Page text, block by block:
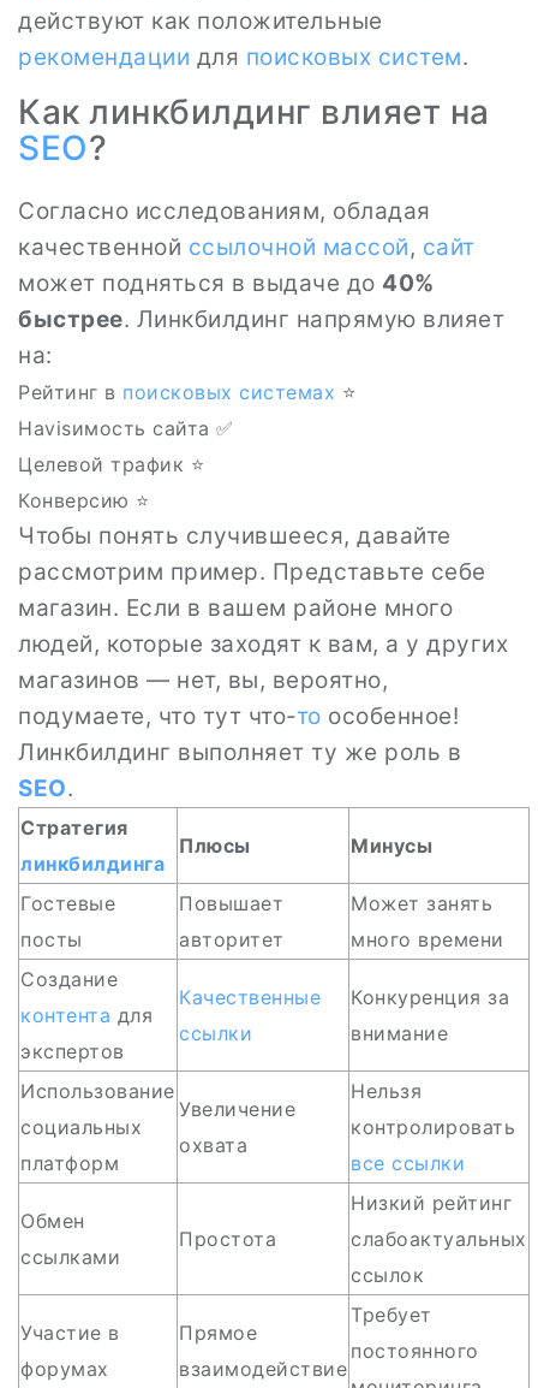
действуют как положительные
рекомендации для поисковых систем.
Как линкбилдинг влияет на
SEO?
Согласно исследованиям, обладая
качественной ссылочной массой, сайт
может подняться в выдаче до 40%
быстрее. Линкбилдинг напрямую влияет
на:
Рейтинг в поисковых системах ⭐
Наvisимость сайта ✅
Целевой трафик ⭐
Конверсию ⭐
Чтобы понять случившееся, давайте
рассмотрим пример. Представьте себе
магазин. Если в вашем районе много
людей, которые заходят к вам, а у других
магазинов — нет, вы, вероятно,
подумаете, что тут что-то особенное!
Линкбилдинг выполняет ту же роль в
SEO.
Стратегия
линкбилдинга
Плюсы Минусы
Гостевые
посты
Повышает
авторитет
Может занять
много времени
Создание
контента для
экспертов
Качественные
ссылки
Конкуренция за
внимание
Использование
социальных
платформ
Увеличение
охвата
Нельзя
контролировать
все ссылки
Обмен
ссылками
Простота
Низкий рейтинг
слабоактуальных
ссылок
Участие в
форумах
Прямое
взаимодействие
Требует
постоянного